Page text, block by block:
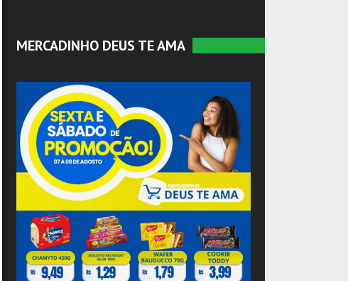
MERCADINHO DEUS TE AMA